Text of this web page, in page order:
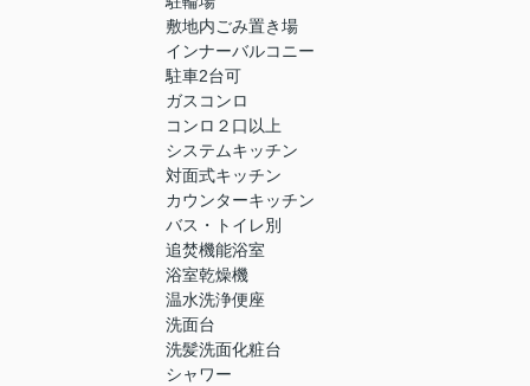
敷地内ごみ置き場
インナーバルコニー
駐車2台可
ガスコンロ
コンロ２口以上
システムキッチン
対面式キッチン
カウンターキッチン
バス・トイレ別
追焚機能浴室
浴室乾燥機
温水洗浄便座
洗面台
洗髪洗面化粧台
シャワー